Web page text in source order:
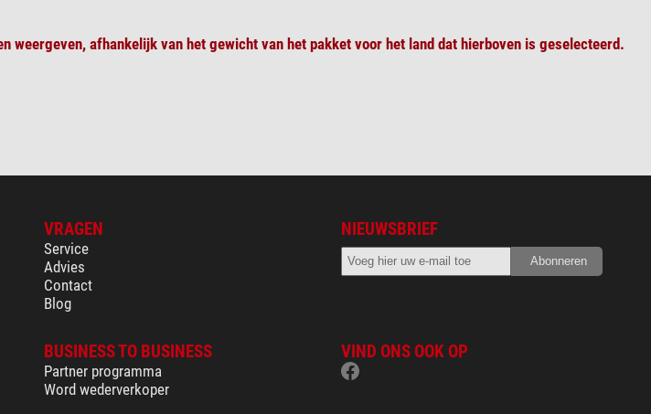
weergeven, afhankelijk van het gewicht van het pakket voor het land dat hierboven is geselecteerd.
VRAGEN
Service
Advies
Contact
Blog
NIEUWSBRIEF
BUSINESS TO BUSINESS
Partner programma
Word wederverkoper
VIND ONS OOK OP